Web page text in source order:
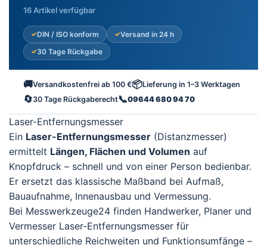
16 Artikel verfügbar
DIN / ISO konform
Versand in 24 h
30 Tage Rückgabe
🚚Versandkostenfrei ab 100 €📦Lieferung in 1–3 Werktagen
🔄30 Tage Rückgaberecht📞09644 680 94 70
Laser-Entfernungsmesser
Ein Laser-Entfernungsmesser (Distanzmesser)
ermittelt Längen, Flächen und Volumen auf
Knopfdruck – schnell und von einer Person bedienbar.
Er ersetzt das klassische Maßband bei Aufmaß,
Bauaufnahme, Innenausbau und Vermessung.
Bei Messwerkzeuge24 finden Handwerker, Planer und
Vermesser Laser-Entfernungsmesser für
unterschiedliche Reichweiten und Funktionsumfänge –